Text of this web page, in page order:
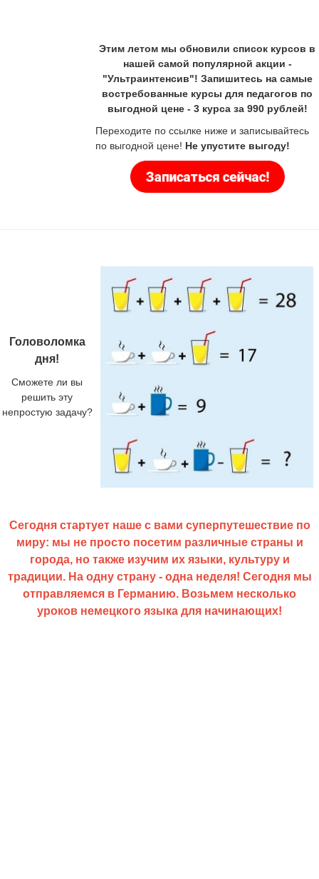
Этим летом мы обновили список курсов в
нашей самой популярной акции -
"Ультраинтенсив"! Запишитесь на самые
востребованные курсы для педагогов по
выгодной цене - 3 курса за 990 рублей!
Переходите по ссылке ниже и записывайтесь
по выгодной цене! Не упустите выгоду!
Головоломка
дня!
Сможете ли вы
решить эту
непростую задачу?
Сегодня стартует наше с вами суперпутешествие по
миру: мы не просто посетим различные страны и
города, но также изучим их языки, культуру и
традиции. На одну страну - одна неделя! Сегодня мы
отправляемся в Германию. Возьмем несколько
уроков немецкого языка для начинающих!